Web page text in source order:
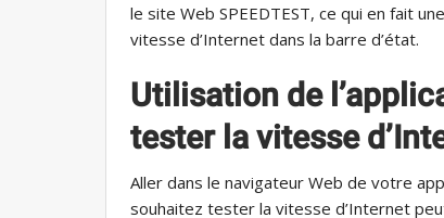
le site Web SPEEDTEST, ce qui en fait
vitesse d’Internet dans la barre d’état.
Utilisation de
tester la vitesse
Aller dans le navigateur Web de votre
souhaitez tester la vitesse d’Internet